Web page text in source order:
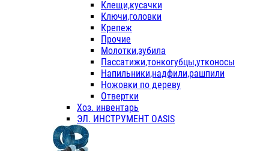
Клещи,кусачки
Ключи,головки
Крепеж
Прочие
Молотки,зубила
Пассатижи,тонкогубцы,утконосы
Напильники,надфили,рашпили
Ножовки по дереву
Отвертки
Хоз. инвентарь
ЭЛ. ИНСТРУМЕНТ OASIS